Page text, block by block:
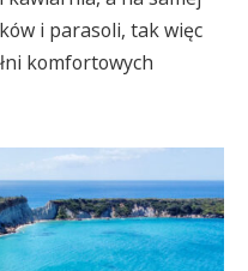
i parasoli, tak więc
komfortowych